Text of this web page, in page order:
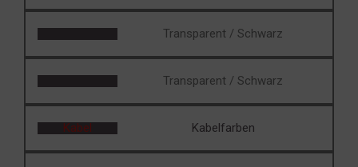
Transparent / Schwarz
Transparent / Schwarz
Kabel Kabelfarben